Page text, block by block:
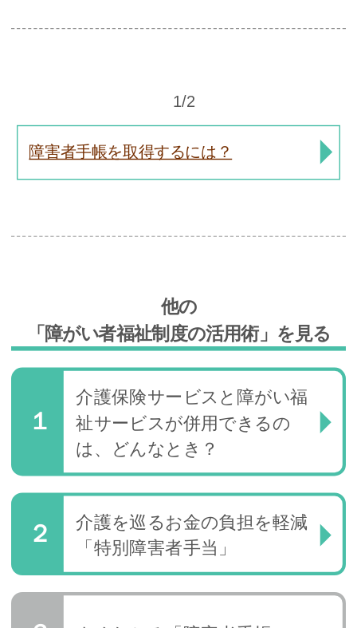
1/2
障害者手帳を取得するには？
他の
「障がい者福祉制度の活用術」を見る
介護保険サービスと障がい福
祉サービスが併用できるの
は、どんなとき？
介護を巡るお金の負担を軽減
「特別障害者手当」